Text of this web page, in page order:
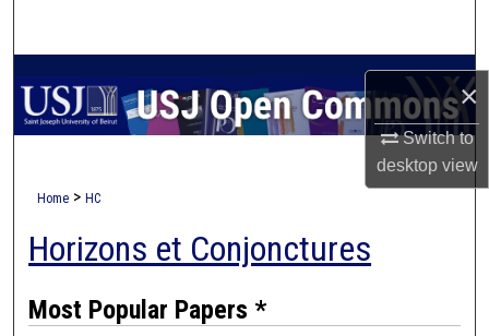
×
Switch to
desktopview
My Account
Digital Commons Network™
Home > HC
Horizons et Conjonctures
Most Popular Papers *